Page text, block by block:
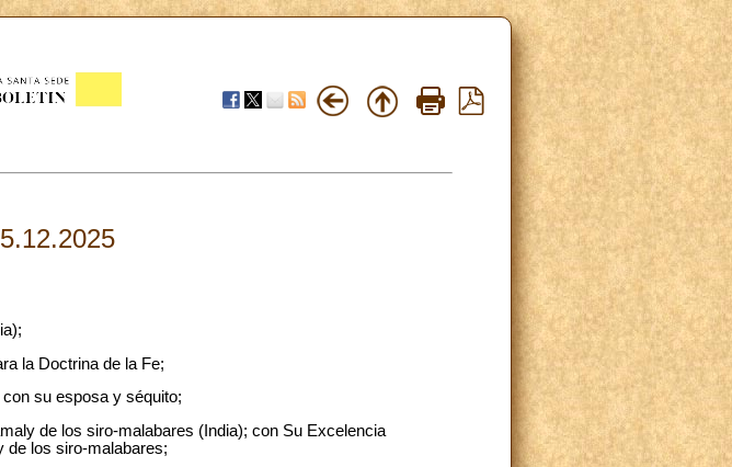
la Doctrina de la Fe;
su esposa y séquito;
de los siro-malabares (India); con Su Excelencia
de los siro-malabares;